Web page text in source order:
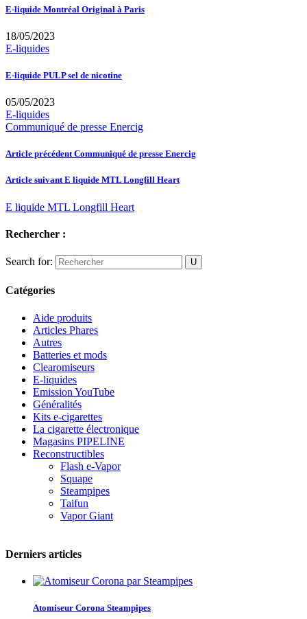
E-liquide Montréal Original à Paris
18/05/2023
E-liquides
E-liquide PULP sel de nicotine
05/05/2023
E-liquides
Communiqué de presse Enercig
Article précédentCommuniqué de presse Enercig
Article suivantE liquide MTL Longfill Heart
E liquide MTL Longfill Heart
Rechercher :
Search for:
Catégories
Aide produits
Articles Phares
Autres
Batteries et mods
Clearomiseurs
E-liquides
Emission YouTube
Généralités
Kits e-cigarettes
La cigarette électronique
Magasins PIPELINE
Reconstructibles
Flash e-Vapor
Squape
Steampipes
Taifun
Vapor Giant
Derniers articles
Atomiseur Corona Steampipes